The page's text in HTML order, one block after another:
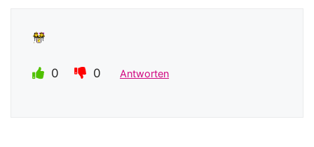
0 0 Antworten